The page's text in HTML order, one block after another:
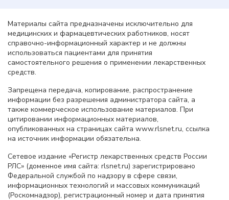
Материалы сайта предназначены исключительно для
медицинских и фармацевтических работников, носят
справочно-информационный характер и не должны
использоваться пациентами для принятия
самостоятельного решения о применении лекарственных
средств.
Запрещена передача, копирование, распространение
информации без разрешения администратора сайта, а
также коммерческое использование материалов. При
цитировании информационных материалов,
опубликованных на страницах сайта www.rlsnet.ru, ссылка
на источник информации обязательна.
Сетевое издание «Регистр лекарственных средств России
РЛС» (доменное имя сайта: rlsnet.ru) зарегистрировано
Федеральной службой по надзору в сфере связи,
информационных технологий и массовых коммуникаций
(Роскомнадзор), регистрационный номер и дата принятия